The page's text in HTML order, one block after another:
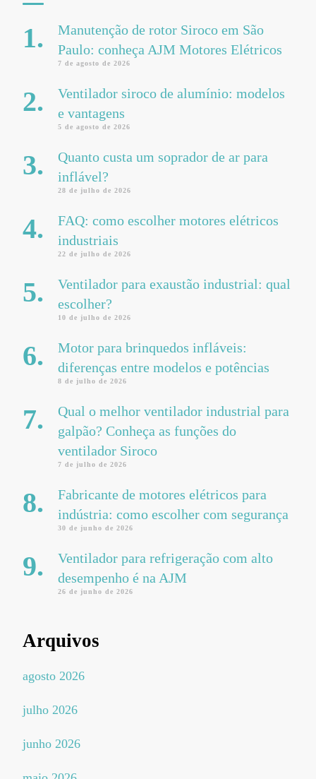
Manutenção de rotor Siroco em São
Paulo: conheça AJM Motores Elétricos
7 de agosto de 2026
Ventilador siroco de alumínio: modelos
e vantagens
5 de agosto de 2026
Quanto custa um soprador de ar para
inflável?
28 de julho de 2026
FAQ: como escolher motores elétricos
industriais
22 de julho de 2026
Ventilador para exaustão industrial: qual
escolher?
10 de julho de 2026
Motor para brinquedos infláveis:
diferenças entre modelos e potências
8 de julho de 2026
Qual o melhor ventilador industrial para
galpão? Conheça as funções do
ventilador Siroco
7 de julho de 2026
Fabricante de motores elétricos para
indústria: como escolher com segurança
30 de junho de 2026
Ventilador para refrigeração com alto
desempenho é na AJM
26 de junho de 2026
Arquivos
agosto 2026
julho 2026
junho 2026